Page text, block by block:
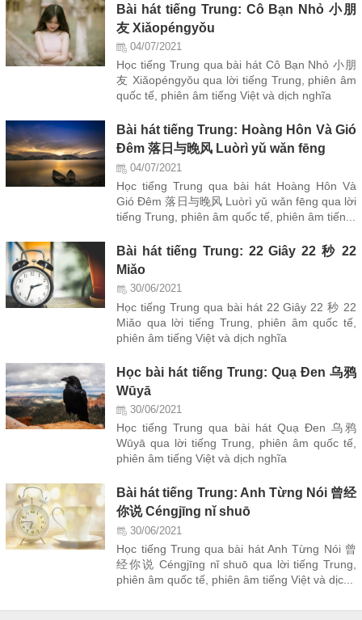
Bài hát tiếng Trung: Cô Bạn Nhỏ 小朋
友 Xiǎopéngyǒu
04/07/2021
Học tiếng Trung qua bài hát Cô Bạn Nhỏ 小朋
友 Xiǎopéngyǒu qua lời tiếng Trung, phiên âm
quốc tế, phiên âm tiếng Việt và dịch nghĩa
Bài hát tiếng Trung: Hoàng Hôn Và Gió
Đêm 落日与晚风 Luòrì yǔ wǎn fēng
04/07/2021
Học tiếng Trung qua bài hát Hoàng Hôn Và
Gió Đêm 落日与晚风 Luòrì yǔ wǎn fēng qua lời
tiếng Trung, phiên âm quốc tế, phiên âm tiến...
Bài hát tiếng Trung: 22 Giây 22 秒 22
Miǎo
30/06/2021
Học tiếng Trung qua bài hát 22 Giây 22 秒 22
Miǎo qua lời tiếng Trung, phiên âm quốc tế,
phiên âm tiếng Việt và dịch nghĩa
Học bài hát tiếng Trung: Quạ Đen 乌鸦
Wūyā
30/06/2021
Học tiếng Trung qua bài hát Quạ Đen 乌鸦
Wūyā qua lời tiếng Trung, phiên âm quốc tế,
phiên âm tiếng Việt và dịch nghĩa
Bài hát tiếng Trung: Anh Từng Nói 曾经
你说 Céngjīng nǐ shuō
30/06/2021
Học tiếng Trung qua bài hát Anh Từng Nói 曾
经你说 Céngjīng nǐ shuō qua lời tiếng Trung,
phiên âm quốc tế, phiên âm tiếng Việt và dịc...